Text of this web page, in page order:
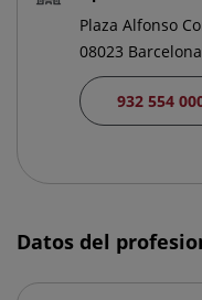
Plaza Alfonso
08023 Barcelona
932 554
Datos del